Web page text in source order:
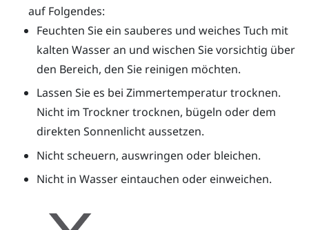
auf Folgendes:
Feuchten Sie ein sauberes und weiches Tuch mit
kalten Wasser an und wischen Sie vorsichtig über
den Bereich, den Sie reinigen möchten.
Lassen Sie es bei Zimmertemperatur trocknen.
Nicht im Trockner trocknen, bügeln oder dem
direkten Sonnenlicht aussetzen.
Nicht scheuern, auswringen oder bleichen.
Nicht in Wasser eintauchen oder einweichen.